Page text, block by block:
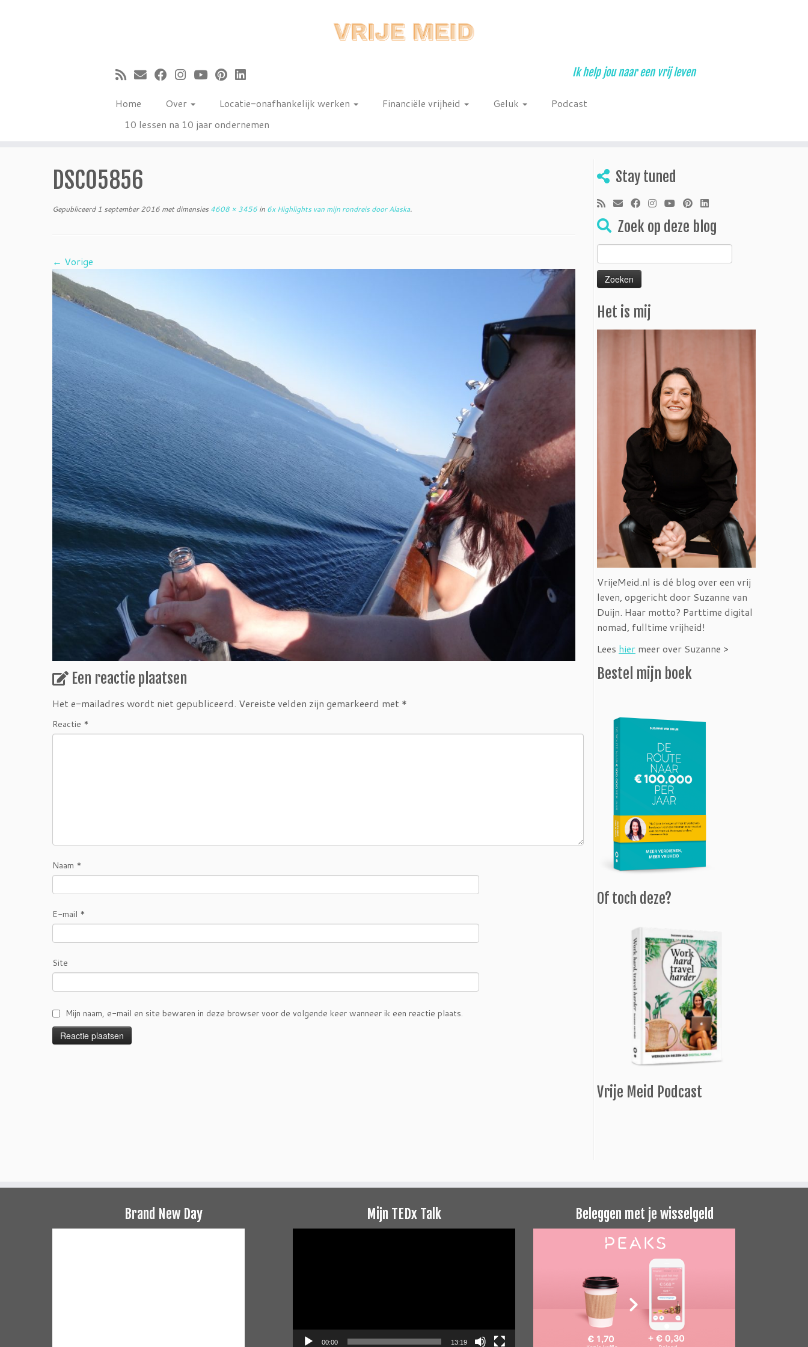
Ik help jou naar een vrij leven
Home Over Locatie-onafhankelijk werken Financiële vrijheid Geluk
Podcast
10 lessen na 10 jaar ondernemen
DSC05856
Gepubliceerd 1 september 2016 met dimensies 4608 × 3456 in 6x Highlights van mijn rondreis door Alaska.
← Vorige
Een reactie plaatsen
Het e-mailadres wordt niet gepubliceerd. Vereiste velden zijn gemarkeerd met *
Reactie *
Naam *
E-mail *
Site
Mijn naam, e-mail en site bewaren in deze browser voor de volgende keer wanneer ik een reactie plaats.
Stay tuned
Zoek op deze blog
Zoeken
naar:
Het is mij
VrijeMeid.nl is dé blog over een vrij
leven, opgericht door Suzanne van
Duijn. Haar motto? Parttime digital
nomad, fulltime vrijheid!
Lees hier meer over Suzanne >
Bestel mijn boek
Of toch deze?
Vrije Meid Podcast
Brand New Day Mijn TEDx Talk
00:00 13:19
Beleggen met je wisselgeld